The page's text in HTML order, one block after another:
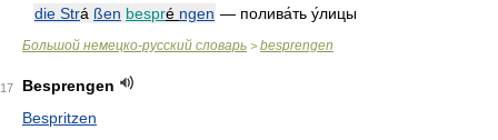
die Strá ßen bespré ngen — полива́ть у́лицы
Большой немецко-русский словарь > besprengen
17
Besprengen
Bespritzen